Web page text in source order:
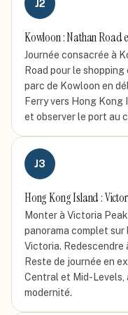
J2
Kowloon : Nathan Road
Journée consacrée à
Road pour le
parc de Kowloon en
Ferry vers Hong Kong
et observer le port au
J3
Hong Kong Island :
Monter à Victoria
panorama complet
Victoria. Redescendre
Reste de journée en
Central et Mid-
modernité.